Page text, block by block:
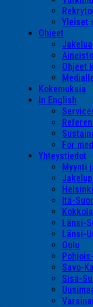
Yleiset
Ohjeet
Ohjeet
Kokemuksia
In English
For
Yhteystiedot
Myynti
Helsinki
Itä-
Kokkola
Länsi-
Länsi-
Oulu
Savo-
Sisä-